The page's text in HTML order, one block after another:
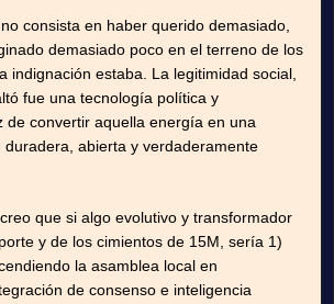
consista en haber querido demasiado,
demasiado poco en el terreno de los
indignación estaba. La legitimidad social,
fue una tecnología política y
de convertir aquella energía en una
duradera, abierta y verdaderamente
que si algo evolutivo y transformador
y de los cimientos de 15M, sería 1)
la asamblea local en
de consenso e inteligencia